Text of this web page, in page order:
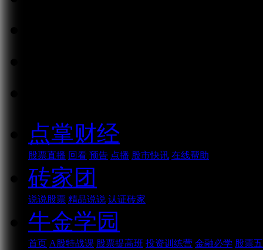
点掌财经
股票直播 回看 预告 点播 股市快讯 在线帮助
砖家团
说说股票 精品说说 认证砖家
牛金学园
首页 A股特战课 股票提高班 投资训练营 金融必学 股票